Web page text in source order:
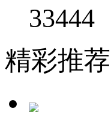
33444
精彩推荐